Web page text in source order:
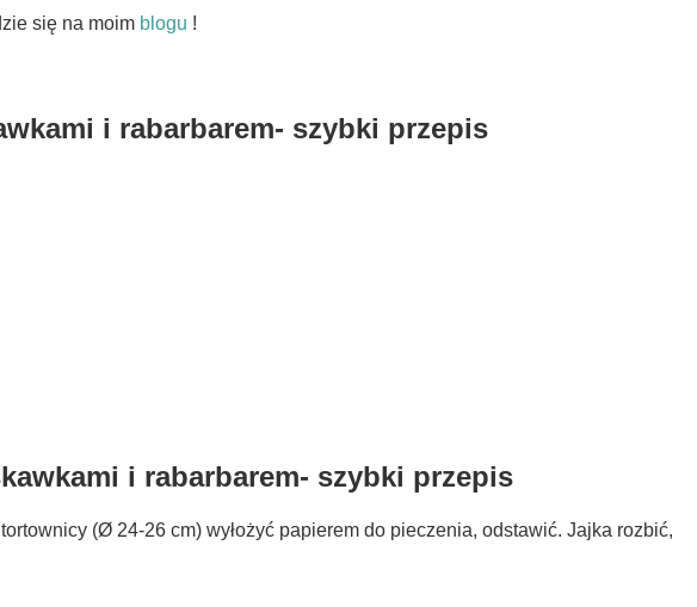
się na moim blogu !
i rabarbarem- szybki przepis
i rabarbarem- szybki przepis
(Ø 24-26 cm) wyłożyć papierem do pieczenia, odstawić. Jajka rozbić,